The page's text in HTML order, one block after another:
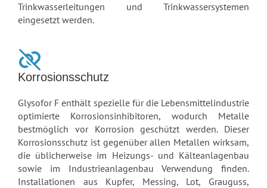
Trinkwasserleitungen und Trinkwassersystemen
eingesetzt werden.
Korrosionsschutz
Glysofor F enthält spezielle für die Lebensmittelindustrie
optimierte Korrosionsinhibitoren, wodurch Metalle
bestmöglich vor Korrosion geschützt werden. Dieser
Korrosionsschutz ist gegenüber allen Metallen wirksam,
die üblicherweise im Heizungs- und Kälteanlagenbau
sowie im Industrieanlagenbau Verwendung finden.
Installationen aus Kupfer, Messing, Lot, Grauguss,